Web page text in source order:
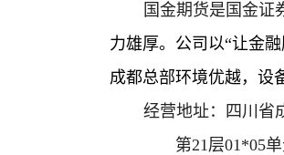
国金期货是国金证
力雄厚。公司以“让金
成都总部环境优越，设
经营地址 ：
四川省
第21层01*05单